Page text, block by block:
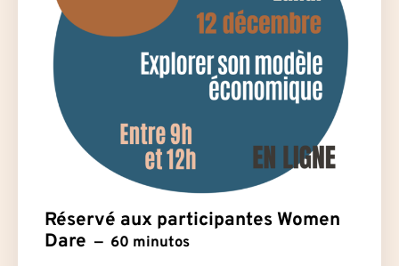
Réservé aux participantes Women
Dare
60 minutos